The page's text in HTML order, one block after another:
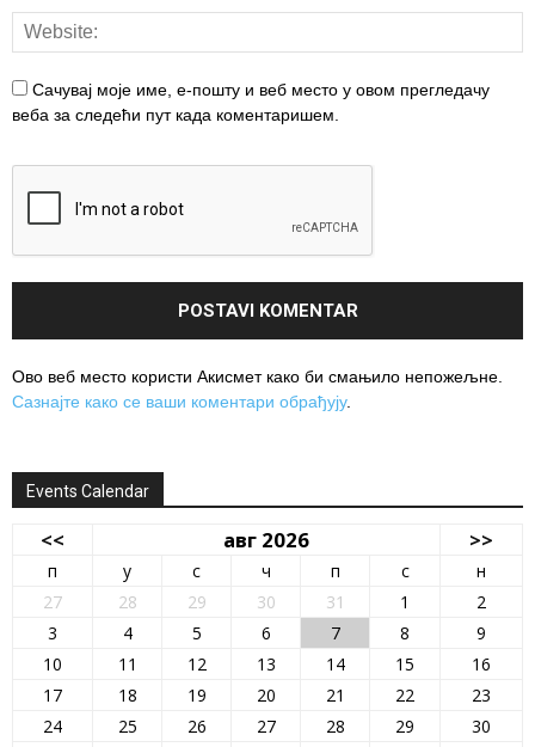
Сачувај моје име, е-пошту и веб место у овом прегледачу
веба за следећи пут када коментаришем.
Ово веб место користи Акисмет како би смањило непожељне.
Сазнајте како се ваши коментари обрађују.
Events Calendar
<< авг 2026 >>
п у с ч п с
н
27
28 29 30 31 1
2
3
4 5 6 7 8
9
10
11 12 13 14 15
16
17
18 19 20 21 22
23
24
25 26 27 28 29
30